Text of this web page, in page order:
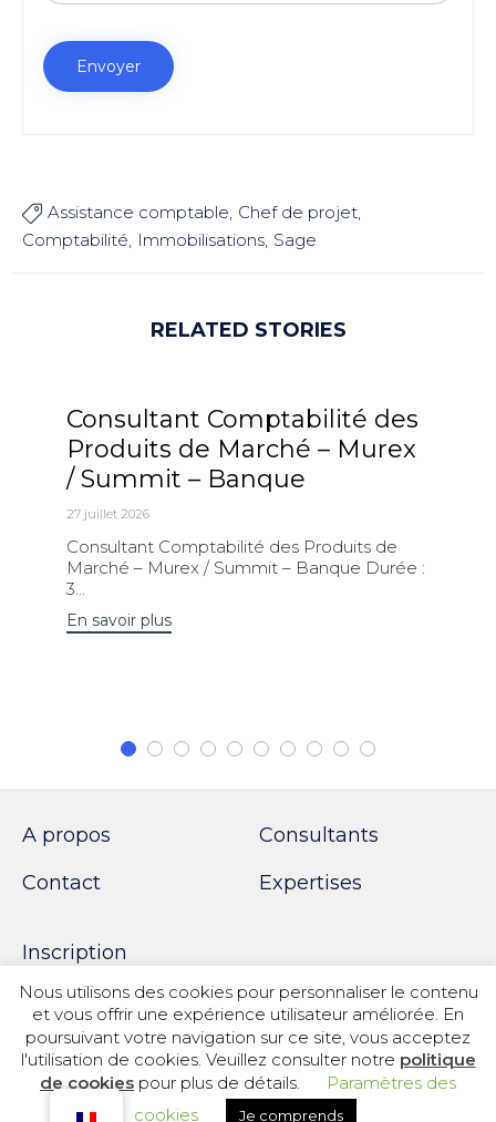
 Assistance comptable Chef de projet
Comptabilité Immobilisations Sage
RELATED STORIES
Consultant Comptabilité des
Produits de Marché – Murex
/ Summit – Banque
27 juillet 2026
Consultant Comptabilité des Produits de
Marché – Murex / Summit – Banque Durée :
3...
En savoir plus
A propos
Contact
Consultants
Expertises
Inscription
© 2018 SPOTWORK
Politique de confidentialité|Informations légales|
Information sur les cookies
Nous utilisons des cookies pour personnaliser le contenu
et vous offrir une expérience utilisateur améliorée. En
poursuivant votre navigation sur ce site, vous acceptez
l'utilisation de cookies. Veuillez consulter notre politique
de cookies pour plus de détails.
Paramètres des
cookies
Je comprends